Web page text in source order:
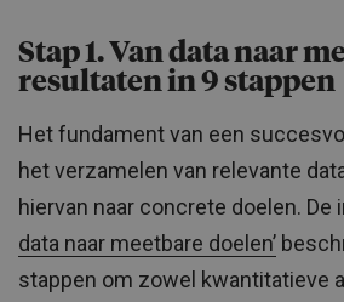
Stap 1. Van data naar
resultaten in 9 stappen
Het fundament van een
het verzamelen van relevante
hiervan naar concrete doelen. De
data naar meetbare doelen’
stappen om zowel kwantitatieve